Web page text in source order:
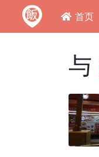
首页
与